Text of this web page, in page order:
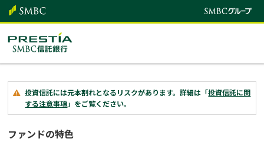
投資信託には元本割れとなるリスクがあります。詳細は「投資信託に関
する注意事項」をご覧ください。
ファンドの特色